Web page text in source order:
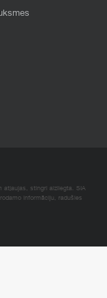
atļaujas, stingri aizliegta. SIA
informāciju, radušies